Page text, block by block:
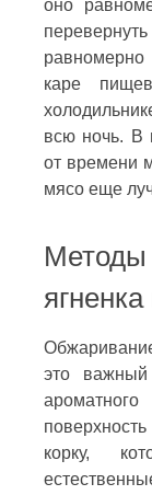
оно
каре
всю ночь. В
от времени
мясо еще
Методы
это важный
ароматного
корку,